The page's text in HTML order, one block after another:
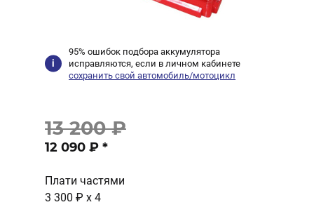
95% ошибок подбора аккумулятора
исправляются, если в личном кабинете
сохранить свой автомобиль/мотоцикл
13 200 ₽
12 090 ₽ *
Плати частями
3 300 ₽ x 4